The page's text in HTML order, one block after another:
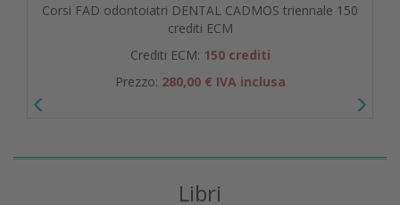
Corsi FAD odontoiatri DENTAL CADMOS triennale 150
crediti ECM
Crediti ECM: 150 crediti
Prezzo: 280,00 € IVA inclusa
Libri